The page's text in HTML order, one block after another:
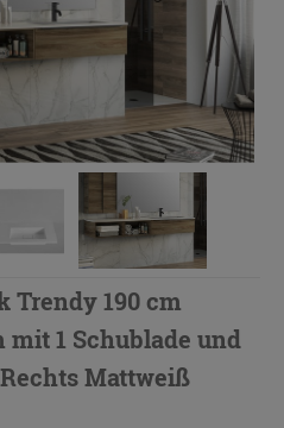
Trendy 190 cm
mit 1 Schublade und
Mattweiß